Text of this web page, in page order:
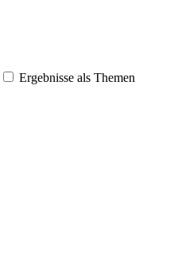
Ergebnisse als Themen